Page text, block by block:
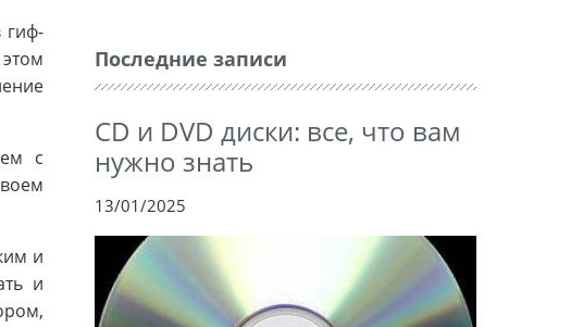
гиф-
с
и
и
Последние записи
CD и DVD диски: все, что вам
нужно знать
13/01/2025